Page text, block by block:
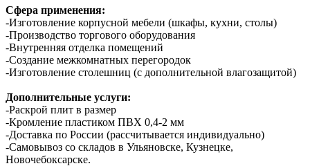
Сфера применения:
-Изготовление корпусной мебели (шкафы, кухни, столы)
-Производство торгового оборудования
-Внутренняя отделка помещений
-Создание межкомнатных перегородок
-Изготовление столешниц (с дополнительной влагозащитой)
Дополнительные услуги:
-Раскрой плит в размер
-Кромление пластиком ПВХ 0,4-2 мм
-Доставка по России (рассчитывается индивидуально)
-Самовывоз со складов в Ульяновске, Кузнецке,
Новочебоксарске.